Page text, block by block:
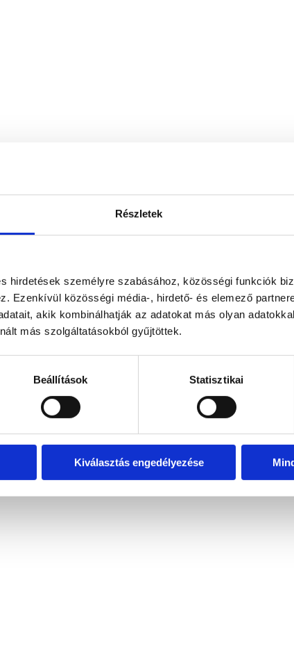
Részletek
hirdetések személyre szabásához, közösségi funkciók
Ezenkívül közösségi média-, hirdető- és elemező
akik kombinálhatják az adatokat más olyan
más szolgáltatásokból gyűjtöttek.
Beállítások Statisztikai
Kiválasztás engedélyezése